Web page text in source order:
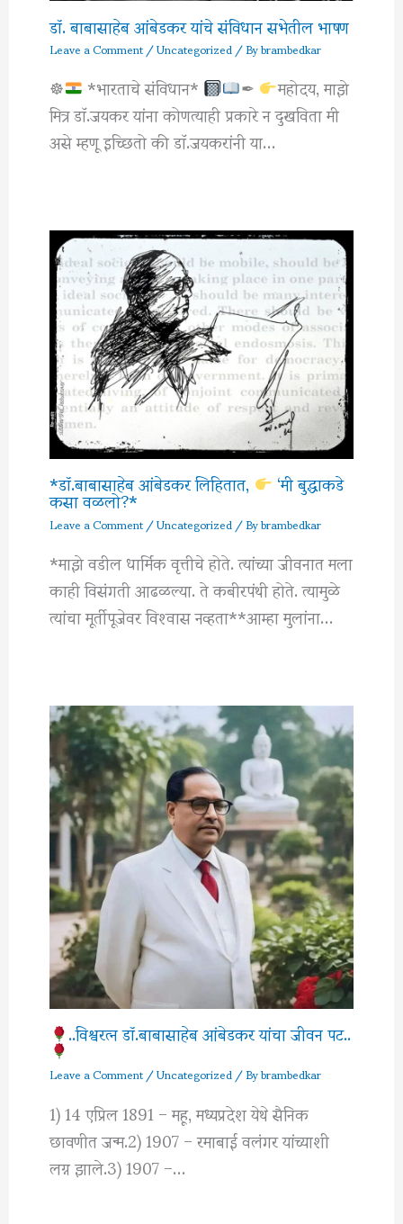
डॉ. बाबासाहेब आंबेडकर यांचे संविधान सभेतील भाषण
Leave a Comment/Uncategorized/ Bybrambedkar
☸ *भारताचे संविधान* ✒ महोदय, माझे
मित्र डाॅ.जयकर यांना कोणत्याही प्रकारे न दुखविता मी
असे म्हणू इच्छितो की डाॅ.जयकरांनी या…
*डॉ.बाबासाहेब आंबेडकर लिहितात, ‘मी बुद्धाकडे
कसा वळलो?*
Leave a Comment/Uncategorized/ Bybrambedkar
*माझे वडील धार्मिक वृत्तीचे होते. त्यांच्या जीवनात मला
काही विसंगती आढळल्या. ते कबीरपंथी होते. त्यामुळे
त्यांचा मूर्तीपूजेवर विश्‍वास नव्हता**आम्हा मुलांना…
..विश्वरत्‍न डॉ.बाबासाहेब आंबेडकर यांचा जीवन पट..
Leave a Comment/Uncategorized/ Bybrambedkar
1) 14 एप्रिल 1891 – महू, मध्यप्रदेश येथे सैनिक
छावणीत जन्म.2) 1907 – रमाबाई वलंगर यांच्याशी
लग्न झाले.3) 1907 –…